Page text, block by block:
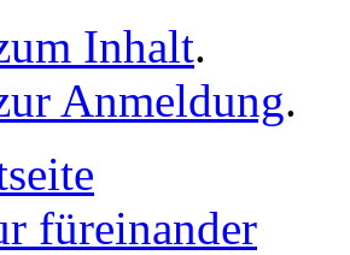
Inhalt.
Anmeldung.
füreinander